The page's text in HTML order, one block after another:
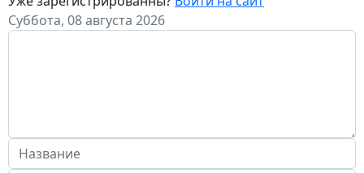
Суббота, 08 августа 2026